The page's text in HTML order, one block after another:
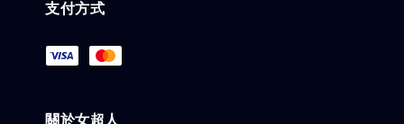
支付方式
關於女超人